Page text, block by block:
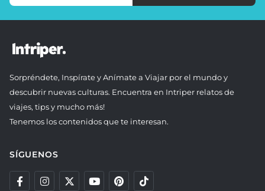
Sorpréndete, Inspírate y Anímate a Viajar por el mundo y
descubrir nuevas culturas. Encuentra en Intriper relatos de
viajes, tips y mucho más!
Tenemos los contenidos que te interesan.
SÍGUENOS